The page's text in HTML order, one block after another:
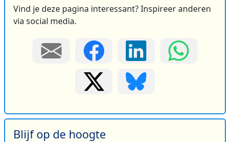
Vind je deze pagina interessant? Inspireer anderen
via social media.
Blijf op de hoogte